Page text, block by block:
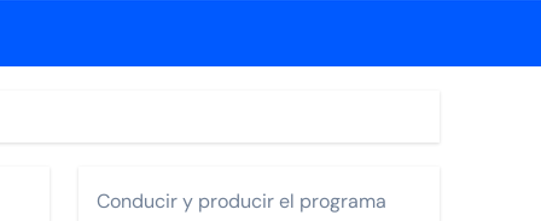
de Nayarit.
Conducir y producir el programa